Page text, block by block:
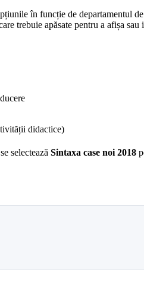
în funcție de departamentul
trebuie apăsate pentru a afișa
didactice)
se selectează Sintaxa case noi 2018